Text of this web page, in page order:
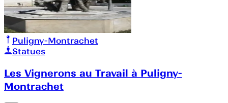
Puligny-Montrachet
Statues
Les Vignerons au Travail à Puligny-
Montrachet